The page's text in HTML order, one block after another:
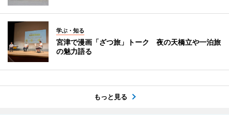
学ぶ・知る
宮津で漫画「ざつ旅」トーク 夜の天橋立や一泊旅
の魅力語る
もっと見る